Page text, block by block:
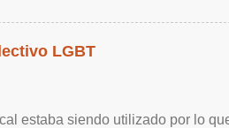
LGBT
estaba siendo utilizado por lo